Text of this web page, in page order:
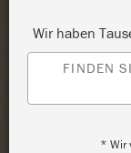
Wir haben
FINDEN
* Wir